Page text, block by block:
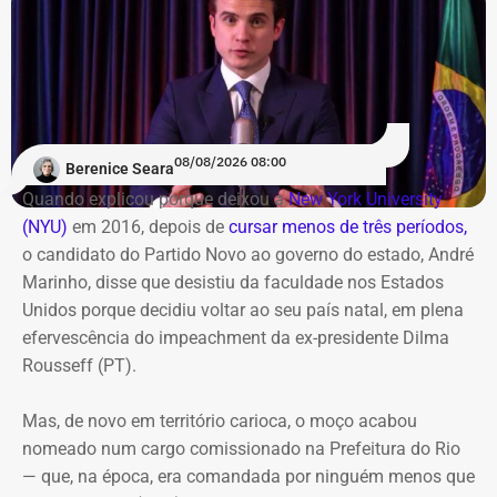
prévia, por plebiscito, às populações dos municípios
‘Agora faça esse vídeo chegar em
Laje do Muriaé’
O candidato termina o vídeo com um pedido aos
seguidores: “Agora faça esse vídeo chegar em Laje do
Muriaé”.
A estratégia coloca o pequeno município do Noroeste
Fluminense no centro de uma provocação eleitoral
incomum: ao invés de prometer levar recursos ou
simplesmente deixe de existir.
Centro
A região da Pequena África recebe neste sábado (8), a
partir das 14h, a 5ª edição da FliSamba. O evento ocupa
a Casa Savana, na Rua Camerino, 162, Centro. A
programação gratuita reúne shows, feira de
empreendedorismo, lançamentos de livros e debates
sobre carnaval e memória
O destaque musical fica por conta das apresentações de
Marina Iris e do tradicional grupo Terreiro de Crioulo, além
de homenagens emocionantes a Teresa Cristina, Milton
Manhães e ao mestre Candeia. A entrada é franca e com
classificação livre.
Berenice Seara08/08/2026 08:00
Quando explicou porque deixou aNew York University
(NYU) em 2016, depois de cursar menos de três períodos,
o candidato do Partido Novo ao governo do estado, André
Marinho, disse que desistiu da faculdade nos Estados
Unidos porque decidiu voltar ao seu país natal, em plena
efervescência do impeachment da ex-presidente Dilma
Rousseff (PT).
Mas, de novo em território carioca, o moço acabou
nomeado num cargo comissionado na Prefeitura do Rio
— que, na época, era comandada por ninguém menos que